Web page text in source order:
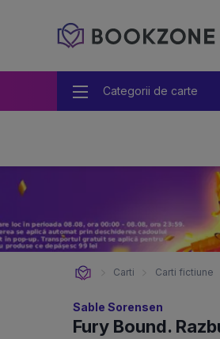
Categorii de carte
Carti Carti fictiune
Sable Sorensen
Fury Bound.